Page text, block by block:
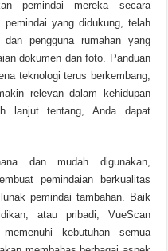
Gratis
pemindai mereka secara
yang didukung, telah
pengguna rumahan yang
dokumen dan foto. Panduan
teknologi terus berkembang,
relevan dalam kehidupan
lanjut tentang, Anda dapat
dan mudah digunakan,
pemindaian berkualitas
pemindai tambahan. Baik
atau pribadi, VueScan
kebutuhan semua